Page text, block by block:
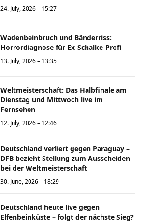
24. July, 2026 – 15:27
Wadenbeinbruch und Bänderriss:
Horrordiagnose für Ex-Schalke-Profi
13. July, 2026 – 13:35
Weltmeisterschaft: Das Halbfinale am
Dienstag und Mittwoch live im
Fernsehen
12. July, 2026 – 12:46
Deutschland verliert gegen Paraguay –
DFB bezieht Stellung zum Ausscheiden
bei der Weltmeisterschaft
30. June, 2026 – 18:29
Deutschland heute live gegen
Elfenbeinküste – folgt der nächste Sieg?